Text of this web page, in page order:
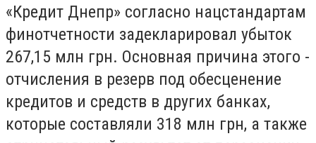
«Кредит Днепр» согласно нацстандартам
финотчетности задекларировал убыток
267,15 млн грн. Основная причина этого -
отчисления в резерв под обесценение
кредитов и средств в других банках,
которые составляли 318 млн грн, а также